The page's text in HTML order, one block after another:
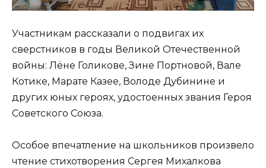
Участникам рассказали о подвигах их
сверстников в годы Великой Отечественной
войны: Лёне Голикове, Зине Портновой, Вале
Котике, Марате Казее, Володе Дубинине и
других юных героях, удостоенных звания Героя
Советского Союза.
Особое впечатление на школьников произвело
чтение стихотворения Сергея Михалкова